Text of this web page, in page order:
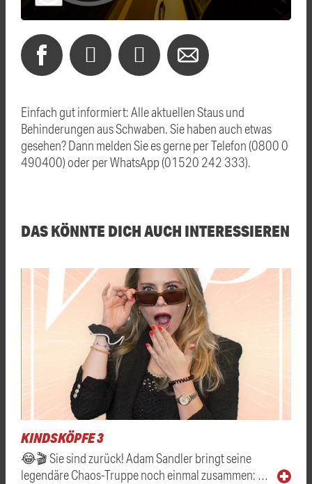
Einfach gut informiert: Alle aktuellen Staus und
Behinderungen aus Schwaben. Sie haben auch etwas
gesehen? Dann melden Sie es gerne per Telefon (0800 0
490400) oder per WhatsApp (01520 242 333).
DAS KÖNNTE DICH AUCH INTERESSIEREN
KINDSKÖPFE 3
😂🎬 Sie sind zurück! Adam Sandler bringt seine
legendäre Chaos-Truppe noch einmal zusammen: …